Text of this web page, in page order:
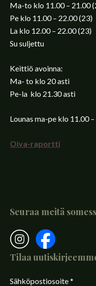
Ma-to klo 11.00 – 21.00
Pe klo 11.00 – 22.00 (23)
La klo 12.00 – 22.00 (23)
Su suljettu
Keittiö avoinna:
Ma- to klo 20 asti
Pe-la klo 21.30 asti
Lounas ma-pe klo 11.00
Oiva-raportti
Seuraa meitä
Tilaa
Sähköpostiosoite*